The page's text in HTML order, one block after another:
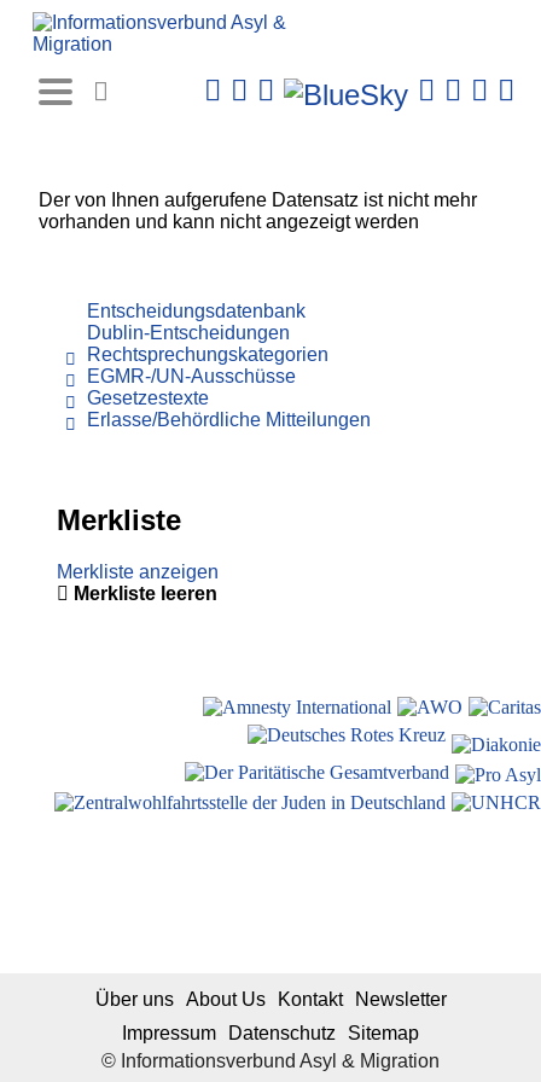
Der von Ihnen aufgerufene Datensatz ist nicht mehr
vorhanden und kann nicht angezeigt werden
Entscheidungsdatenbank
Dublin-Entscheidungen
Rechtsprechungskategorien
EGMR-/UN-Ausschüsse
Gesetzestexte
Erlasse/Behördliche Mitteilungen
Merkliste
Merkliste anzeigen
Merkliste leeren
© Informationsverbund Asyl & Migration
Über uns About Us Kontakt
Newsletter
Impressum
Datenschutz Sitemap